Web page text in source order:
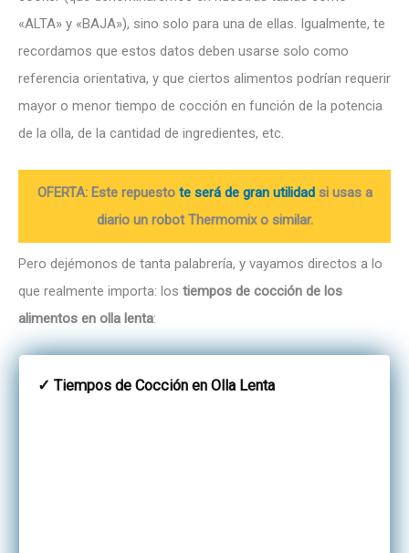
«ALTA» y «BAJA»), sino solo para una de ellas. Igualmente, te
recordamos que estos datos deben usarse solo como
referencia orientativa, y que ciertos alimentos podrían requerir
mayor o menor tiempo de cocción en función de la potencia
de la olla, de la cantidad de ingredientes, etc.
OFERTA: Este repuesto te será de gran utilidadsi usas a
diario un robot Thermomix o similar.
Pero dejémonos de tanta palabrería, y vayamos directos a lo
que realmente importa: los tiempos de cocción de los
alimentos en olla lenta:
✓ Tiempos de Cocción en Olla Lenta